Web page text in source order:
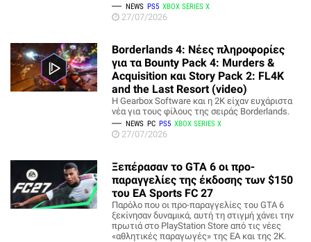
NEWS PS5 XBOX SERIES X
27/07/2026
Borderlands 4: Νέες πληροφορίες
για τα Bounty Pack 4: Murders &
Acquisition και Story Pack 2: FL4K
and the Last Resort (video)
Η Gearbox Software και η 2K είχαν ευχάριστα
νέα για τους φίλους της σειράς Borderlands.
NEWS PC PS5 XBOX SERIES X
27/07/2026
Ξεπέρασαν το GTA 6 οι προ-
παραγγελίες της έκδοσης των $150
του EA Sports FC 27
Παρόλο που οι προ-παραγγελίες του GTA 6
ξεκίνησαν δυναμικά, αυτή τη στιγμή χάνει την
πρωτιά στο PlayStation Store από τις νέες
«αθλητικές παραγωγές» της EA και της 2K.